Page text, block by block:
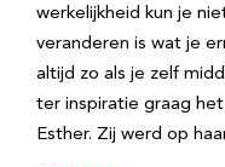
werkelijkheid kun je
veranderen is wat je
altijd zo als je zelf
ter inspiratie graag
Esther. Zij werd op